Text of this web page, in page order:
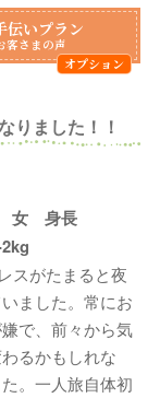
伝いプラン
客さまの声
りました！！
女 身長
スがたまると夜
ました。常にお
で、前々から気
るかもしれな
。一人旅自体初